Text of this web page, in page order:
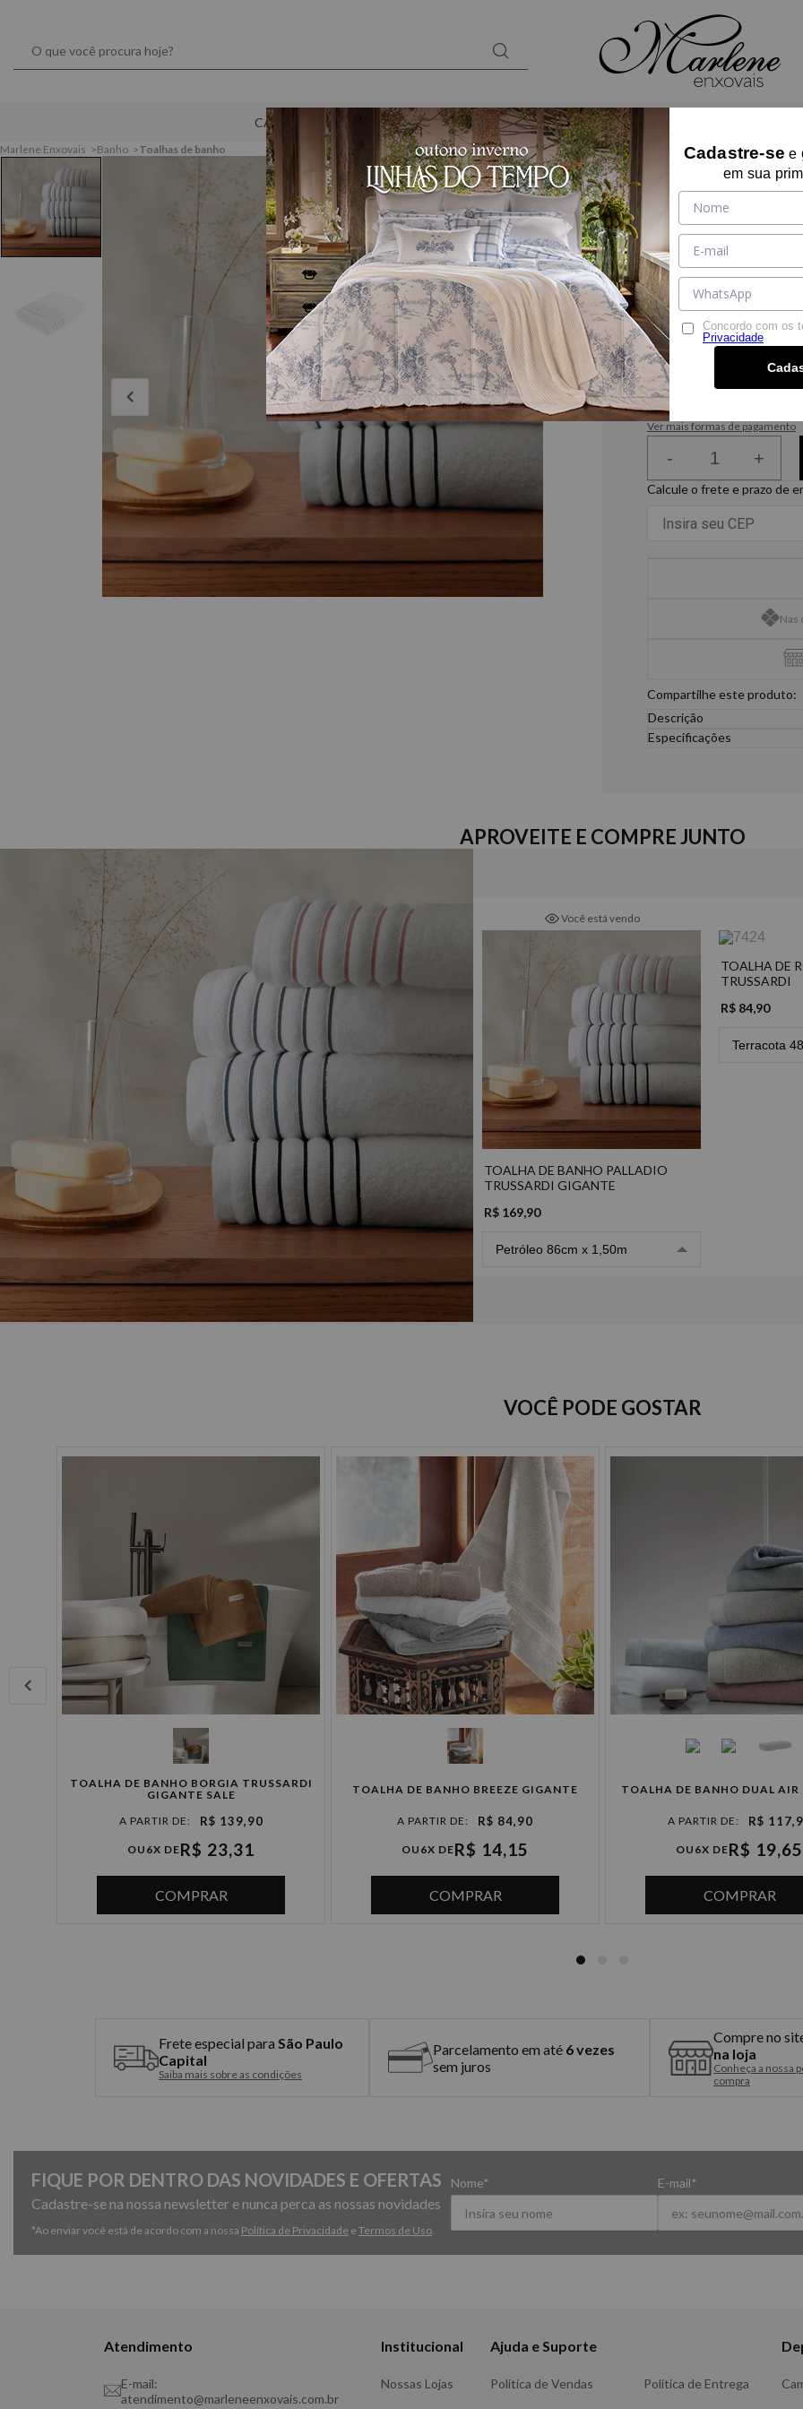
CAMA MESA BANHO KIDS PRESENTES
Marlene Enxovais Banho Toalhas de banho
TOALHA DE
10497
Tamanho:GIGANTE
GIGANTE
Cor: PRETO
Por: R$ 169,90
ou6
R$ 161,40 à vista no PIX
Ver mais formas de pagamento
Opções de Parcelamento
2x de R$ 84,95 sem juros
5x de R$ 33,98 sem juros
6x de R$ 28,31 sem juros
- +
Calcule o frete e prazo de
Nas
Compartilhe este produto:
Descrição
A toalha Trussardi
solicitar o seu bordado,
*As imagens podem sofrer
Especificações
540g/m²
- Pré-encolhida; Excelente
- Tecnologia Cotone
Marca
*As imagens podem sofrer
APROVEITE E COMPRE JUNTO
Você está vendo
TOALHA DE BANHO PALLADIO
TRUSSARDI GIGANTE
R$ 169,90
Petróleo 86cm x 1,50m
TOALHA DE ROSTO
TRUSSARDI
R$ 84,90
Terracota
VOCÊ PODE GOSTAR
TOALHA DE BANHO BORGIA TRUSSARDI
GIGANTE SALE
R$ 139,90
OU 6X DER$ 23,31
COMPRAR
TOALHA DE BANHO BREEZE GIGANTE
R$ 84,90
OU 6X DER$ 14,15
COMPRAR
TOALHA DE BANHO DUAL AIR
R$
OU 6X DER$ 19,65
COMPRAR
Frete especial para São Paulo
Capital
Saiba mais sobre as condições
Parcelamento em até 6 vezes
sem juros
Compre no
na loja
Conheça a nossa
compra
FIQUE POR DENTRO DAS NOVIDADES E OFERTAS
Cadastre-se na nossa newsletter e nunca perca as nossas novidades
*Ao enviar você está de acordo com a nossa Política de Privacidade e Termos de Uso.
Nome* E-mail*
Atendimento
E-mail:
atendimento@marleneenxovais.com.br
Institucional
Nossas Lojas
Ajuda e Suporte
Política de Vendas Política de Entrega
Cadastre-se e
em sua
Concordo com os
Privacidade